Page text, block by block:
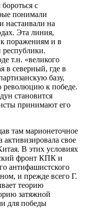
с
понимали
настаивали на
Эта линия,
поражениям и в
республики.
т.н. «великого
в северный, где в
базу,
революцию к победе.
становится
принимают его
там марионеточное
свое
В этих условиях
фронт КПК и
антифашистского
и прежде всего Г.
теорию
затяжной
для победы